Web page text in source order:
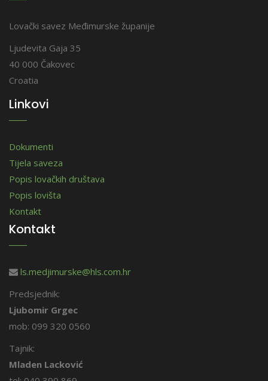
Lovački savez Međimurske županije
Ljudevita Gaja 35
40 000 Čakovec
Croatia
Linkovi
Dokumenti
Tijela saveza
Popis lovačkih društava
Popis lovišta
Kontakt
Kontakt
ls.medjimurske@hls.com.hr
Predsjednik:
Ljubomir Grgec
mob: 099 320 0560
Tajnik:
Mladen Lacković